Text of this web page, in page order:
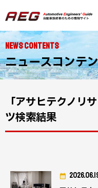
NEWS CONTENTS
ニュースコンテ
「アサヒテクノリ
ツ検索結果